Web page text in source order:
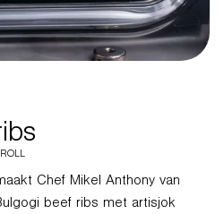
Chef Mikel Anthony van
beef ribs met artisjok